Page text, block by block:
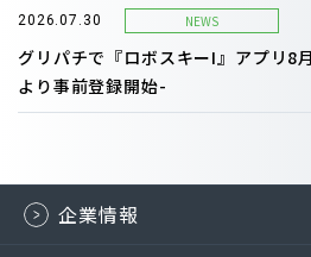
2026.07.30 NEWS
グリパチで『ロボスキーI』アプリ8
より事前登録開始-
企業情報